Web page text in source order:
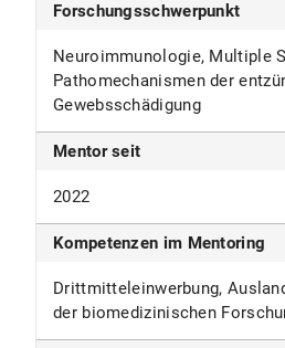
Forschungsschwerpunkt
Neuroimmunologie, Multiple
Pathomechanismen der
Gewebsschädigung
Mentor seit
2022
Kompetenzen im Mentoring
Drittmitteleinwerbung,
der biomedizinischen